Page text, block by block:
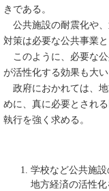
きである。
公共施設の耐震化や
対策は必要な公共事業
このように、必要な
が活性化する効果も大い
政府におかれては、地
めに、真に必要とされ
執行を強く求める。
学校など公共施
地方経済の活性